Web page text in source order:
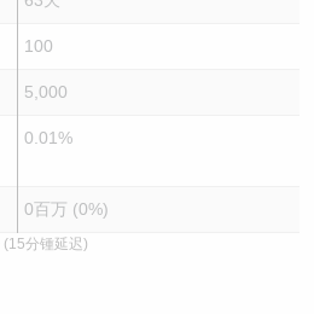
100
5,000
0.01%
0百万 (0%)
(15分锺延迟)